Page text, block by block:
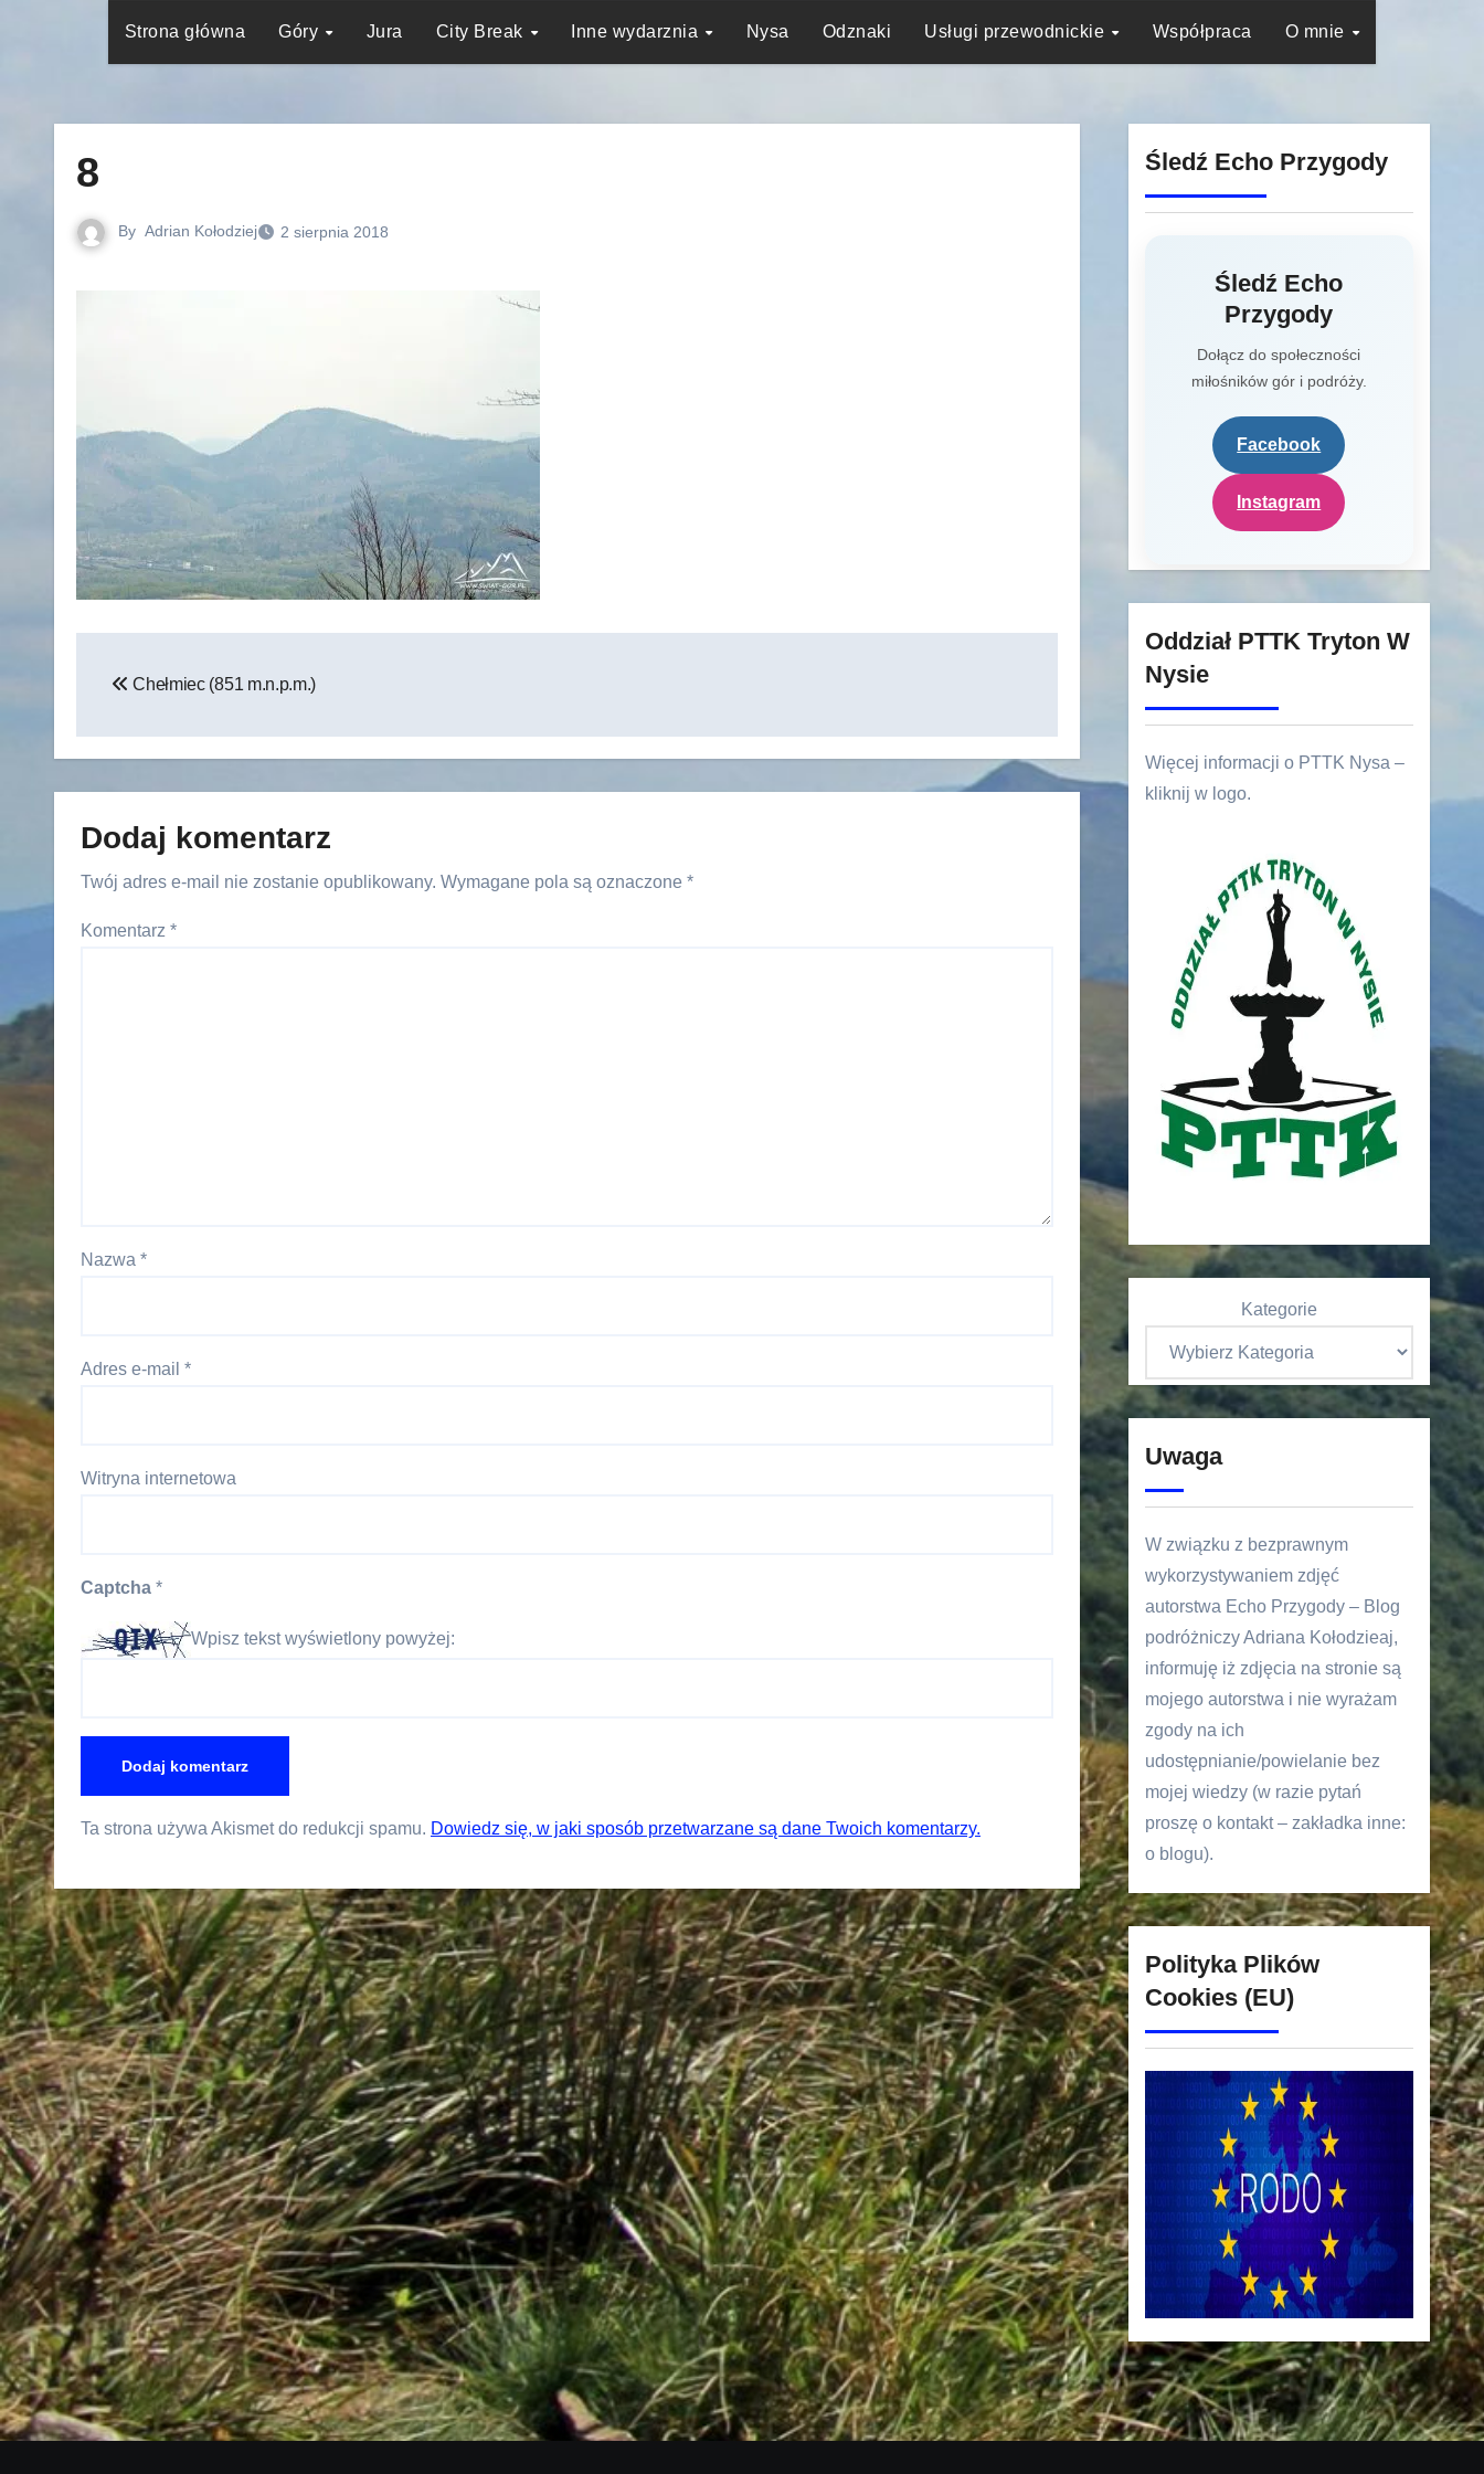
Strona główna Góry Jura City Break Inne wydarznia Nysa Odznaki Usługi przewodnickie Współpraca O mnie
8
By Adrian Kołodziej 2 sierpnia 2018
wpisu
Chełmiec (851 m.n.p.m.)
Dodaj komentarz
Twój adres e-mail nie zostanie opublikowany. Wymagane pola są oznaczone *
Komentarz *
Nazwa *
Adres e-mail *
Witryna internetowa
Captcha *
Wpisz tekst wyświetlony powyżej:
Ta strona używa Akismet do redukcji spamu. Dowiedz się, w jaki sposób przetwarzane są dane Twoich komentarzy.
Śledź Echo Przygody
Śledź Echo
Przygody
Dołącz do społeczności
miłośników gór i podróży.
Facebook
Instagram
Oddział PTTK Tryton W
Nysie
Więcej informacji o PTTK Nysa –
kliknij w logo.
Kategorie
Uwaga
W związku z bezprawnym
wykorzystywaniem zdjęć
autorstwa Echo Przygody – Blog
podróżniczy Adriana Kołodzieaj,
informuję iż zdjęcia na stronie są
mojego autorstwa i nie wyrażam
zgody na ich
udostępnianie/powielanie bez
mojej wiedzy (w razie pytań
proszę o kontakt – zakładka inne:
o blogu).
Polityka Plików
Cookies (EU)